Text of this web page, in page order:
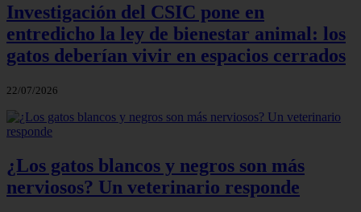
Investigación del CSIC pone en
entredicho la ley de bienestar animal: los
gatos deberían vivir en espacios cerrados
22/07/2026
¿Los gatos blancos y negros son más
nerviosos? Un veterinario responde